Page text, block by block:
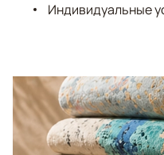
Индивидуальные